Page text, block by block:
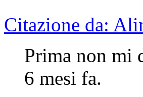
Citazione da:
Prima non mi
6 mesi fa.